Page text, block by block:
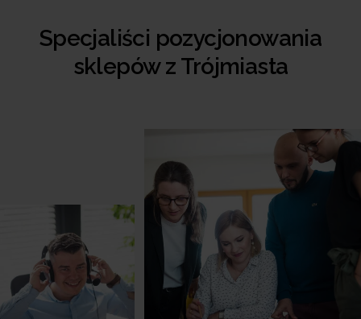
Specjaliści pozycjonowania
sklepów z Trójmiasta